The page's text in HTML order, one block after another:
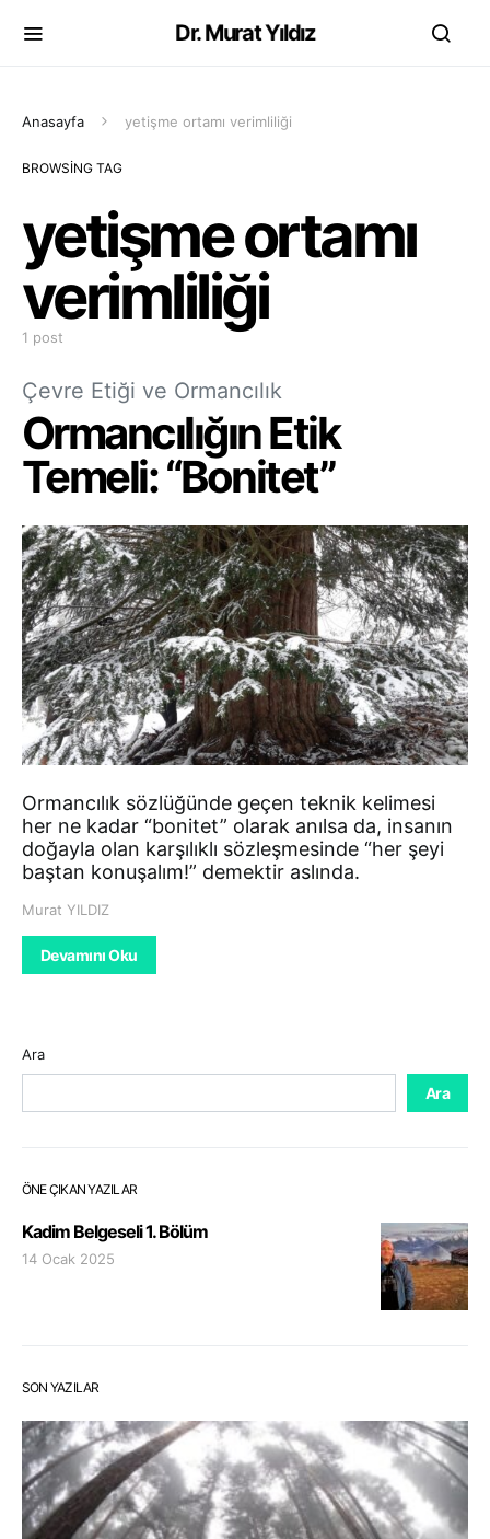
Dr. Murat Yıldız
Anasayfa yetişme ortamı verimliliği
BROWSING TAG
yetişme ortamı
verimliliği
1 post
Çevre Etiği ve Ormancılık
Ormancılığın Etik
Temeli: “Bonitet”
Ormancılık sözlüğünde geçen teknik kelimesi
her ne kadar “bonitet” olarak anılsa da, insanın
doğayla olan karşılıklı sözleşmesinde “her şeyi
baştan konuşalım!” demektir aslında.
Murat YILDIZ
Devamını Oku
Ara
Ara
ÖNE ÇIKAN YAZILAR
Kadim Belgeseli 1. Bölüm
14 Ocak 2025
SON YAZILAR